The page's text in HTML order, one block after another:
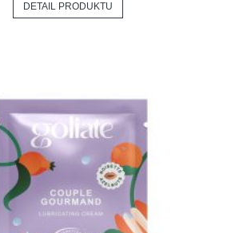
DETAIL PRODUKTU